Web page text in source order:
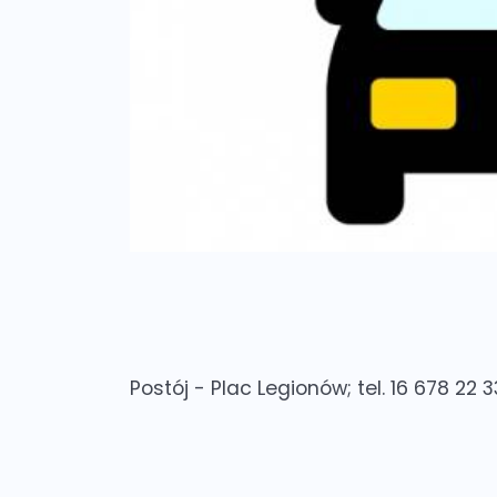
Postój - Plac Legionów; tel. 16 678 22